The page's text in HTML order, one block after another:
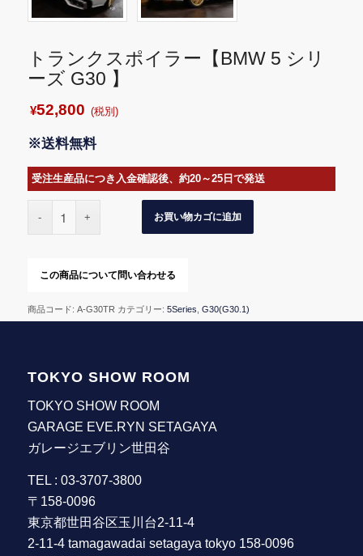
トランクスポイラー【BMW 5 シリ
ーズ G30 】
¥52,800 (税別)
※送料無料
受注生産品につき入金確認後、約20～25日で発送
お買い物カゴに追加
商品コード: A-G30TR カテゴリー: 5Series G30(G30.1)
TOKYO SHOW ROOM
TOKYO SHOW ROOM
GARAGE EVE.RYN SETAGAYA
ガレージエブリン世田谷
TEL : 03-3707-3800
〒158-0096
東京都世田谷区玉川台2-11-4
2-11-4 tamagawadai setagaya tokyo 158-0096